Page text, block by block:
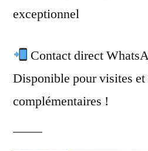
exceptionnel
Contact direct
Disponible pour visites
complémentaires !